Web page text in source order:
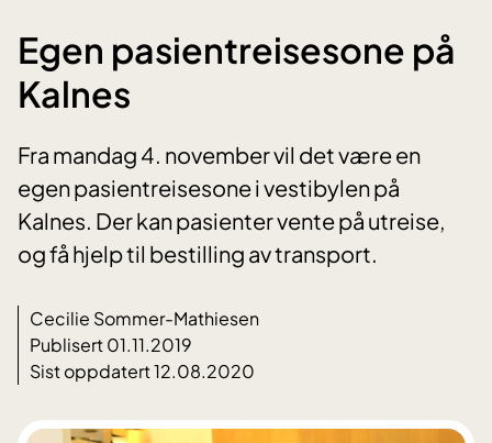
Egen pasientreisesone på
Kalnes
Fra mandag 4. november vil det være en
egen pasientreisesone i vestibylen på
Kalnes. Der kan pasienter vente på utreise,
og få hjelp til bestilling av transport.
Cecilie Sommer-Mathiesen
Publisert 01.11.2019
Sist oppdatert 12.08.2020